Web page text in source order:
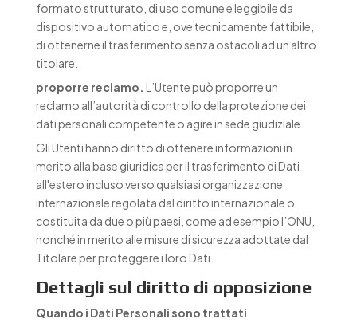
formato strutturato, di uso comune e leggibile da
dispositivo automatico e, ove tecnicamente fattibile,
di ottenerne il trasferimento senza ostacoli ad un altro
titolare.
proporre reclamo. L’Utente può proporre un
reclamo all’autorità di controllo della protezione dei
dati personali competente o agire in sede giudiziale.
Gli Utenti hanno diritto di ottenere informazioni in
merito alla base giuridica per il trasferimento di Dati
all'estero incluso verso qualsiasi organizzazione
internazionale regolata dal diritto internazionale o
costituita da due o più paesi, come ad esempio l’ONU,
nonché in merito alle misure di sicurezza adottate dal
Titolare per proteggere i loro Dati.
Dettagli sul diritto di opposizione
Quando i Dati Personali sono trattati